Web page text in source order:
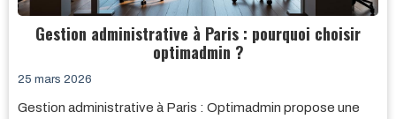
Gestion administrative à Paris : pourquoi choisir
optimadmin ?
25 mars 2026
Gestion administrative à Paris : Optimadmin propose une